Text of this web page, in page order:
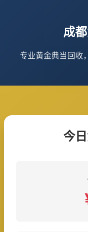
成
专业黄金典当回收
今